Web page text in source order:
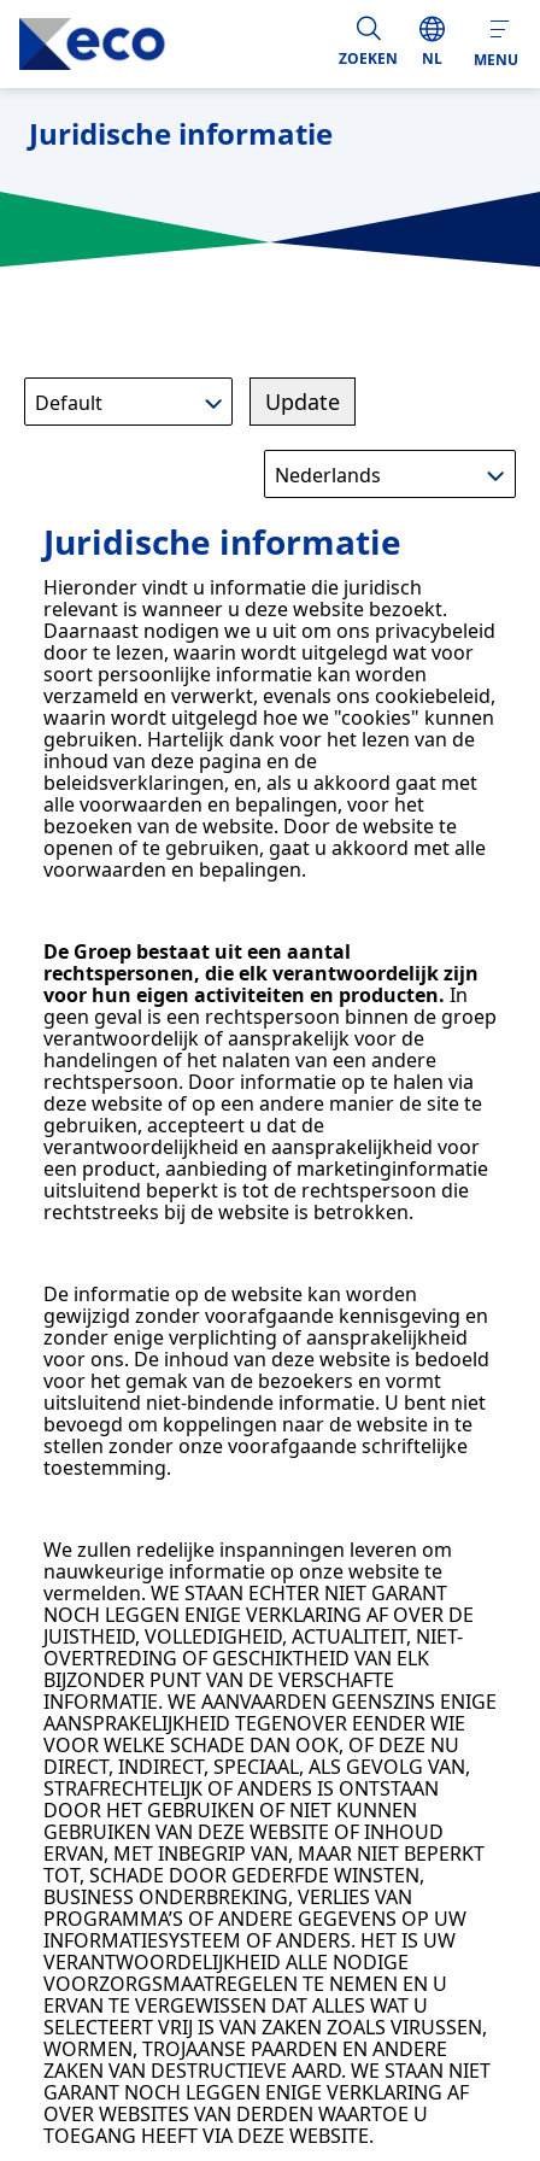
ZOEKEN NL MENU
Juridische informatie
Update
Juridische informatie
Hieronder vindt u informatie die juridisch
relevant is wanneer u deze website bezoekt.
Daarnaast nodigen we u uit om ons privacybeleid
door te lezen, waarin wordt uitgelegd wat voor
soort persoonlijke informatie kan worden
verzameld en verwerkt, evenals ons cookiebeleid,
waarin wordt uitgelegd hoe we "cookies" kunnen
gebruiken. Hartelijk dank voor het lezen van de
inhoud van deze pagina en de
beleidsverklaringen, en, als u akkoord gaat met
alle voorwaarden en bepalingen, voor het
bezoeken van de website. Door de website te
openen of te gebruiken, gaat u akkoord met alle
voorwaarden en bepalingen.
De Groep bestaat uit een aantal
rechtspersonen, die elk verantwoordelijk zijn
voor hun eigen activiteiten en producten. In
geen geval is een rechtspersoon binnen de groep
verantwoordelijk of aansprakelijk voor de
handelingen of het nalaten van een andere
rechtspersoon. Door informatie op te halen via
deze website of op een andere manier de site te
gebruiken, accepteert u dat de
verantwoordelijkheid en aansprakelijkheid voor
een product, aanbieding of marketinginformatie
uitsluitend beperkt is tot de rechtspersoon die
rechtstreeks bij de website is betrokken.
De informatie op de website kan worden
gewijzigd zonder voorafgaande kennisgeving en
zonder enige verplichting of aansprakelijkheid
voor ons. De inhoud van deze website is bedoeld
voor het gemak van de bezoekers en vormt
uitsluitend niet-bindende informatie. U bent niet
bevoegd om koppelingen naar de website in te
stellen zonder onze voorafgaande schriftelijke
toestemming.
We zullen redelijke inspanningen leveren om
nauwkeurige informatie op onze website te
vermelden. WE STAAN ECHTER NIET GARANT
NOCH LEGGEN ENIGE VERKLARING AF OVER DE
JUISTHEID, VOLLEDIGHEID, ACTUALITEIT, NIET-
OVERTREDING OF GESCHIKTHEID VAN ELK
BIJZONDER PUNT VAN DE VERSCHAFTE
INFORMATIE. WE AANVAARDEN GEENSZINS ENIGE
AANSPRAKELIJKHEID TEGENOVER EENDER WIE
VOOR WELKE SCHADE DAN OOK, OF DEZE NU
DIRECT, INDIRECT, SPECIAAL, ALS GEVOLG VAN,
STRAFRECHTELIJK OF ANDERS IS ONTSTAAN
DOOR HET GEBRUIKEN OF NIET KUNNEN
GEBRUIKEN VAN DEZE WEBSITE OF INHOUD
ERVAN, MET INBEGRIP VAN, MAAR NIET BEPERKT
TOT, SCHADE DOOR GEDERFDE WINSTEN,
BUSINESS ONDERBREKING, VERLIES VAN
PROGRAMMA’S OF ANDERE GEGEVENS OP UW
INFORMATIESYSTEEM OF ANDERS. HET IS UW
VERANTWOORDELIJKHEID ALLE NODIGE
VOORZORGSMAATREGELEN TE NEMEN EN U
ERVAN TE VERGEWISSEN DAT ALLES WAT U
SELECTEERT VRIJ IS VAN ZAKEN ZOALS VIRUSSEN,
WORMEN, TROJAANSE PAARDEN EN ANDERE
ZAKEN VAN DESTRUCTIEVE AARD. WE STAAN NIET
GARANT NOCH LEGGEN ENIGE VERKLARING AF
OVER WEBSITES VAN DERDEN WAARTOE U
TOEGANG HEEFT VIA DEZE WEBSITE.